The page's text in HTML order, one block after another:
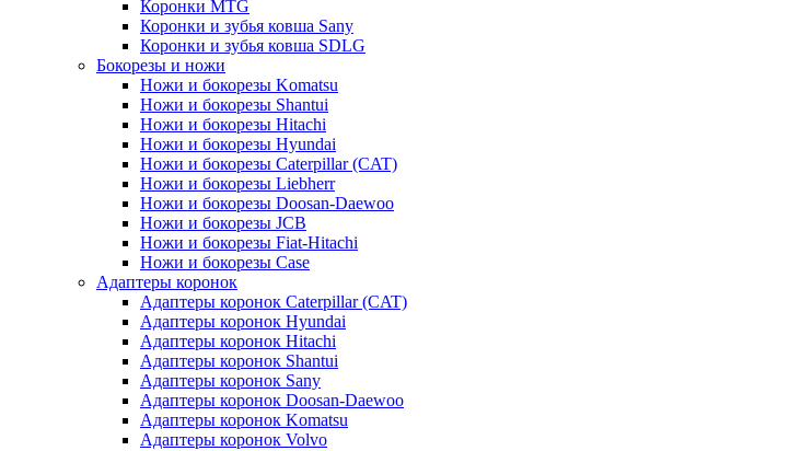
Коронки MTG
Коронки и зубья ковша Sany
Коронки и зубья ковша SDLG
Бокорезы и ножи
Ножи и бокорезы Komatsu
Ножи и бокорезы Shantui
Ножи и бокорезы Hitachi
Ножи и бокорезы Hyundai
Ножи и бокорезы Caterpillar (CAT)
Ножи и бокорезы Liebherr
Ножи и бокорезы Doosan-Daewoo
Ножи и бокорезы JCB
Ножи и бокорезы Fiat-Hitachi
Ножи и бокорезы Case
Адаптеры коронок
Адаптеры коронок Caterpillar (CAT)
Адаптеры коронок Hyundai
Адаптеры коронок Hitachi
Адаптеры коронок Shantui
Адаптеры коронок Sany
Адаптеры коронок Doosan-Daewoo
Адаптеры коронок Komatsu
Адаптеры коронок Volvo